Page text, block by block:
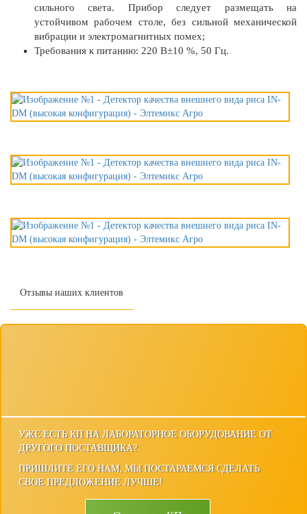
УЖЕ ЕСТЬ КП НА ЛАБОРАТОРНОЕ ОБОРУДОВАНИЕ ОТ
ДРУГОГО ПОСТАВЩИКА?
ПРИШЛИТЕ ЕГО НАМ, МЫ ПОСТАРАЕМСЯ СДЕЛАТЬ
СВОЕ ПРЕДЛОЖЕНИЕ ЛУЧШЕ!
сильного света. Прибор следует размещать на
устойчивом рабочем столе, без сильной механической
вибрации и электромагнитных помех;
Требования к питанию: 220 В±10 %, 50 Гц.
Отзывы наших клиентов